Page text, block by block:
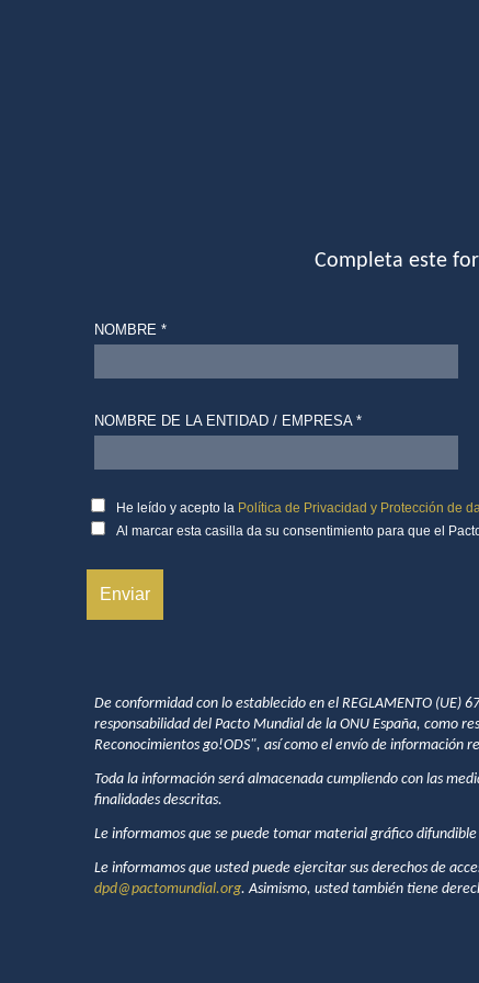
Completa este
NOMBRE *
NOMBRE DE LA ENTIDAD / EMPRESA *
He leído y acepto la Política de Privacidad y Protección de
Al marcar esta casilla da su consentimiento para que el
De conformidad con lo establecido en el REGLAMENTO
responsabilidad del Pacto Mundial de la ONU España, como
Reconocimientos go!ODS", así como el envío de información
Toda la información será almacenada cumpliendo con las
finalidades descritas.
Le informamos que se puede tomar material gráfico
Le informamos que usted puede ejercitar sus derechos de
dpd@pactomundial.org. Asimismo, usted también tiene